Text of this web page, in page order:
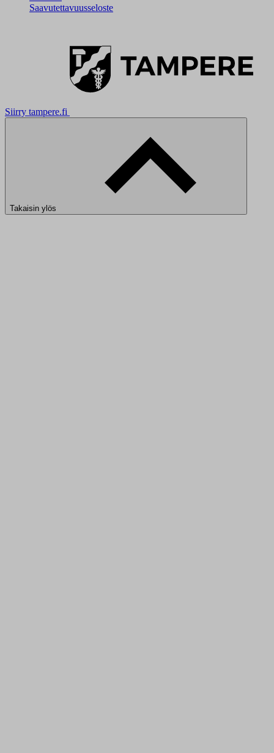
Saavutettavuusseloste
Siirry tampere.fi
Takaisin ylös